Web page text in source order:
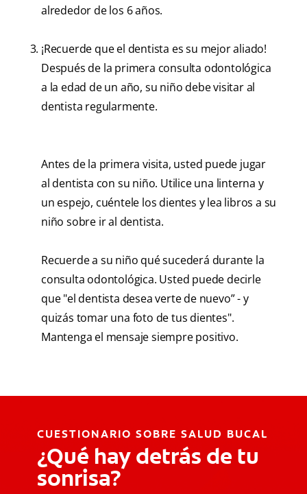
alrededor de los 6 años.
¡Recuerde que el dentista es su mejor aliado!
Después de la primera consulta odontológica
a la edad de un año, su niño debe visitar al
dentista regularmente.
Antes de la primera visita, usted puede jugar
al dentista con su niño. Utilice una linterna y
un espejo, cuéntele los dientes y lea libros a su
niño sobre ir al dentista.
Recuerde a su niño qué sucederá durante la
consulta odontológica. Usted puede decirle
que "el dentista desea verte de nuevo” - y
quizás tomar una foto de tus dientes".
Mantenga el mensaje siempre positivo.
CUESTIONARIO SOBRE SALUD BUCAL
¿Qué hay detrás de tu
sonrisa?